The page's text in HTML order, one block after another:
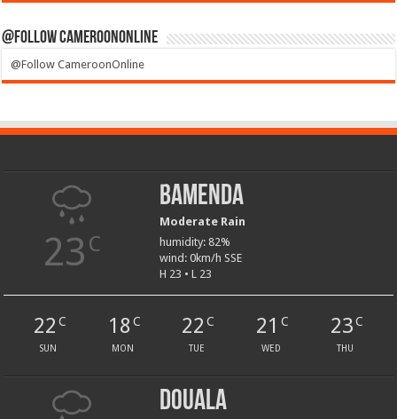
@Follow CameroonOnline
@Follow CameroonOnline
23 C
Bamenda
Moderate Rain
humidity: 82%
wind: 0km/h SSE
H 23 • L 23
22 C
SUN
18 C
MON
22 C
TUE
21 C
WED
23C
THU
Douala